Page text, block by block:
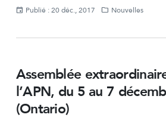
Publié : 20 déc., 2017 Nouvelles
Assemblée
l’APN, du 5 au 7
(Ontario)